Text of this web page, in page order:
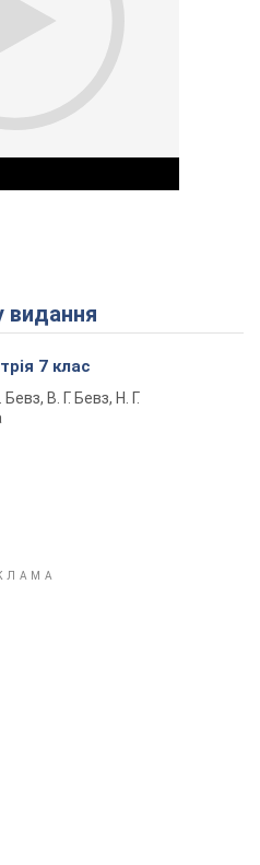
Play Video
видання
7 клас
Бевз, В. Г. Бевз, Н. Г.